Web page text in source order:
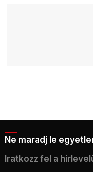
Ne maradj le
Iratkozz fel a